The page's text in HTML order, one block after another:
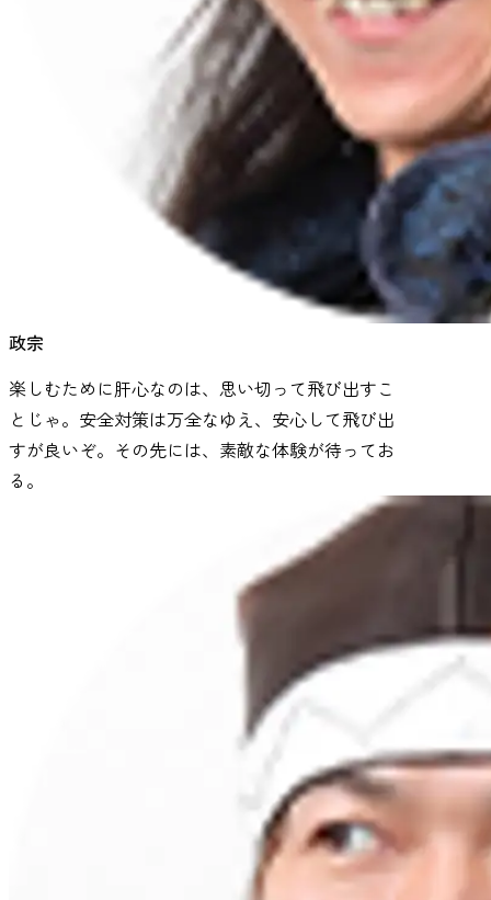
政宗
楽しむために肝心なのは、思い切って飛び出すこ
とじゃ。安全対策は万全なゆえ、安心して飛び出
すが良いぞ。その先には、素敵な体験が待ってお
る。